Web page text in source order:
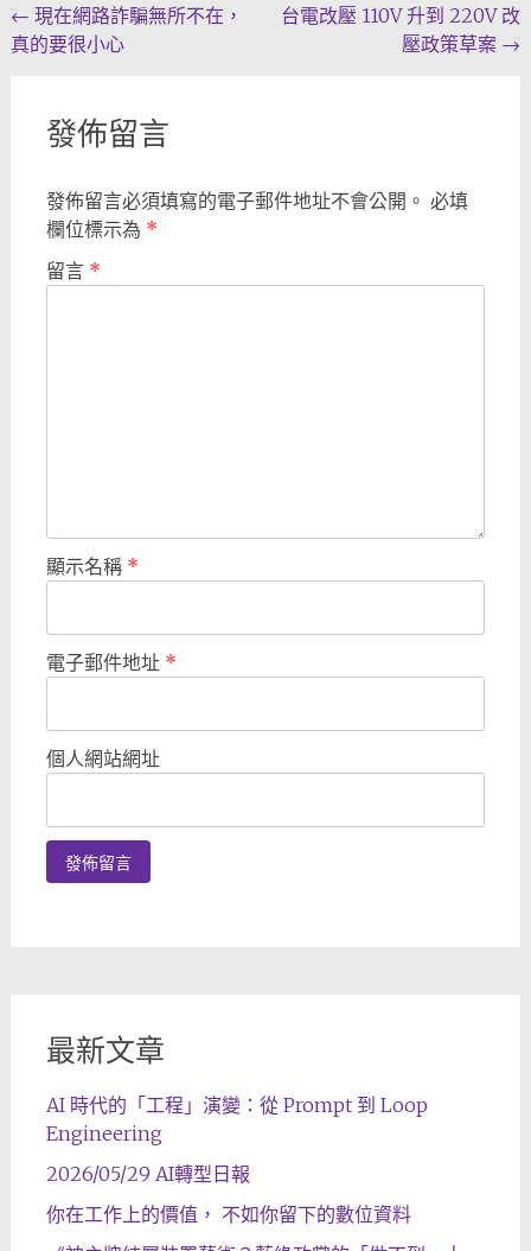
Post
navigation
← 現在網路詐騙無所不在，
真的要很小心
台電改壓 110V 升到 220V 改
壓政策草案 →
發佈留言
發佈留言必須填寫的電子郵件地址不會公開。 必填
欄位標示為 *
留言 *
顯示名稱 *
電子郵件地址 *
個人網站網址
最新文章
AI 時代的「工程」演變：從 Prompt 到 Loop
Engineering
2026/05/29 AI轉型日報
你在工作上的價值， 不如你留下的數位資料